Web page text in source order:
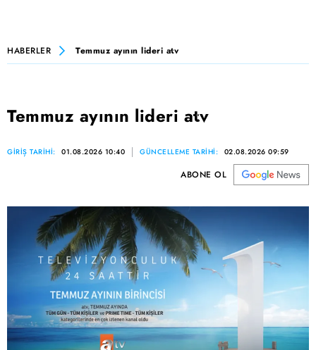
HABERLER Temmuz ayının lideri atv
Temmuz ayının lideri atv
GİRİŞ TARİHİ: 01.08.2026 10:40 GÜNCELLEME TARİHİ: 02.08.2026 09:59
ABONE OL